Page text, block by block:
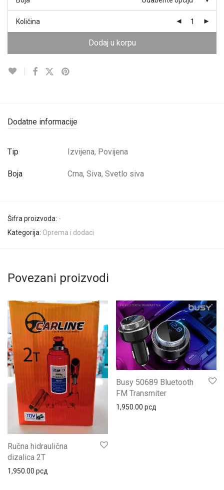
Količina
Dodaj u korpu
Dodatne informacije
Tip Izvijena, Povijena
Boja Crna, Siva, Svetlo siva
Šifra proizvoda: -
Kategorija: Oprema i dodaci
Povezani proizvodi
Ručna hidraulična
dizalica 2T
1,950.00 рсд
Busy 50689 Bluetooth
FM Transmiter
1,950.00 рсд